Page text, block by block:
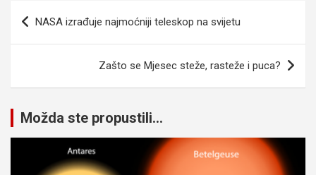
Navigacija
članaka
NASA izrađuje najmoćniji teleskop na svijetu
Zašto se Mjesec steže, rasteže i puca?
Možda ste propustili...